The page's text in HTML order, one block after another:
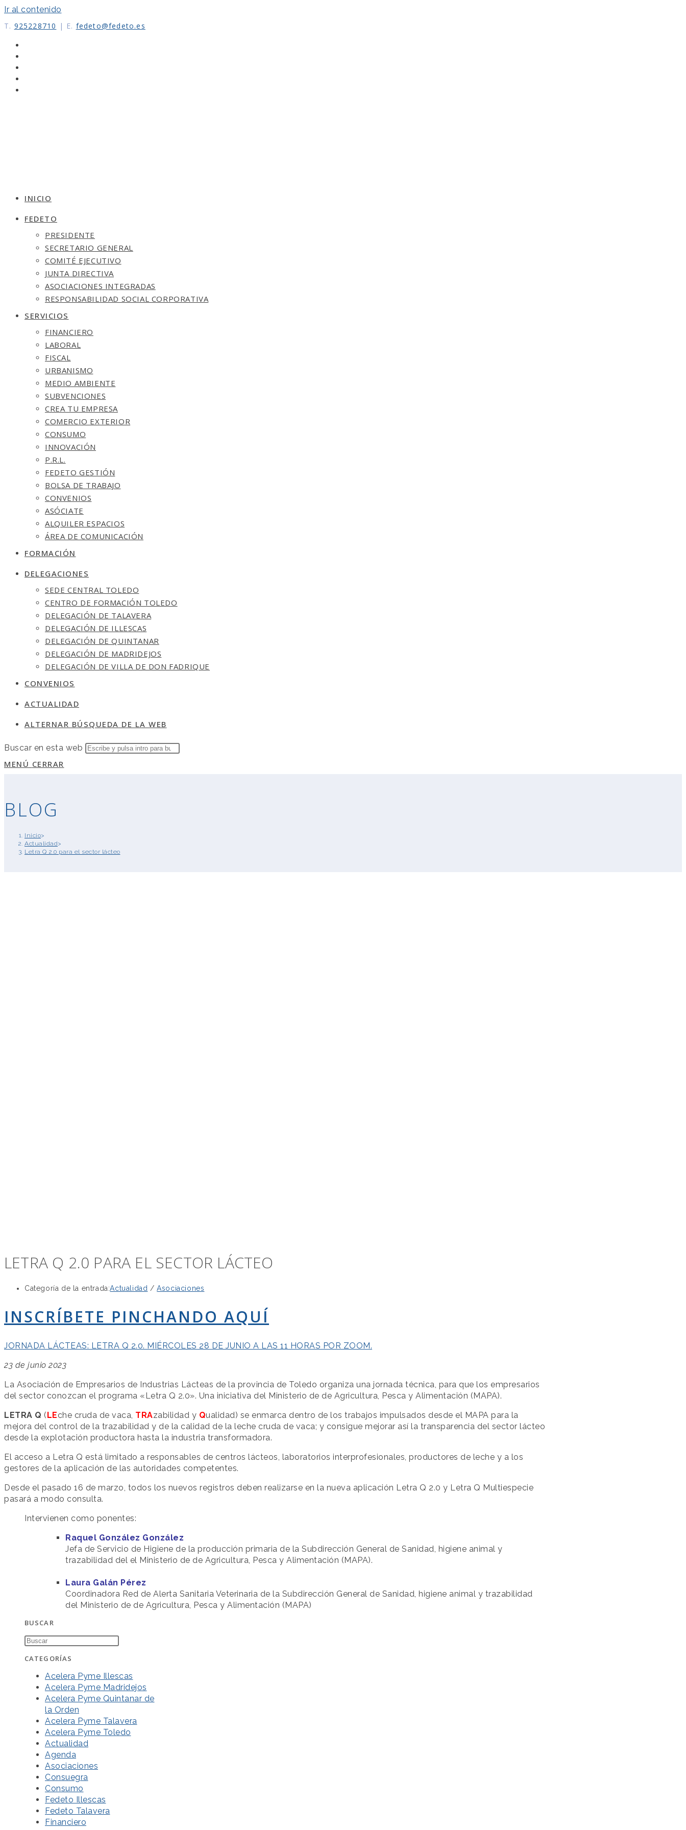
Ir al contenido
T. 925228710 | E. fedeto@fedeto.es
INICIO
FEDETO
PRESIDENTE
SECRETARIO GENERAL
COMITÉ EJECUTIVO
JUNTA DIRECTIVA
ASOCIACIONES INTEGRADAS
RESPONSABILIDAD SOCIAL CORPORATIVA
SERVICIOS
FINANCIERO
LABORAL
FISCAL
URBANISMO
MEDIO AMBIENTE
SUBVENCIONES
CREA TU EMPRESA
COMERCIO EXTERIOR
CONSUMO
INNOVACIÓN
P.R.L.
FEDETO GESTIÓN
BOLSA DE TRABAJO
CONVENIOS
ASÓCIATE
ALQUILER ESPACIOS
ÁREA DE COMUNICACIÓN
FORMACIÓN
DELEGACIONES
SEDE CENTRAL TOLEDO
CENTRO DE FORMACIÓN TOLEDO
DELEGACIÓN DE TALAVERA
DELEGACIÓN DE ILLESCAS
DELEGACIÓN DE QUINTANAR
DELEGACIÓN DE MADRIDEJOS
DELEGACIÓN DE VILLA DE DON FADRIQUE
CONVENIOS
ACTUALIDAD
ALTERNAR BÚSQUEDA DE LA WEB
Buscar en esta web
MENÚ CERRAR
BLOG
Inicio>
Actualidad>
Letra Q 2.0 para el sector lácteo
LETRA Q 2.0 PARA EL SECTOR LÁCTEO
Categoría de la entrada:Actualidad / Asociaciones
INSCRÍBETE PINCHANDO AQUÍ
JORNADA LÁCTEAS: LETRA Q 2.0. MIÉRCOLES 28 DE JUNIO A LAS 11 HORAS POR ZOOM.
23 de junio 2023
La Asociación de Empresarios de Industrias Lácteas de la provincia de Toledo organiza una jornada técnica, para que los empresarios
del sector conozcan el programa «Letra Q 2.0». Una iniciativa del Ministerio de de Agricultura, Pesca y Alimentación (MAPA).
LETRA Q (LEche cruda de vaca, TRAzabilidad y Qualidad) se enmarca dentro de los trabajos impulsados desde el MAPA para la
mejora del control de la trazabilidad y de la calidad de la leche cruda de vaca; y consigue mejorar así la transparencia del sector lácteo
desde la explotación productora hasta la industria transformadora.
El acceso a Letra Q está limitado a responsables de centros lácteos, laboratorios interprofesionales, productores de leche y a los
gestores de la aplicación de las autoridades competentes.
Desde el pasado 16 de marzo, todos los nuevos registros deben realizarse en la nueva aplicación Letra Q 2.0 y Letra Q Multiespecie
pasará a modo consulta.
Intervienen como ponentes:
Raquel González González
Jefa de Servicio de Higiene de la producción primaria de la Subdirección General de Sanidad, higiene animal y
trazabilidad del el Ministerio de de Agricultura, Pesca y Alimentación (MAPA).
Laura Galán Pérez
Coordinadora Red de Alerta Sanitaria Veterinaria de la Subdirección General de Sanidad, higiene animal y trazabilidad
del Ministerio de de Agricultura, Pesca y Alimentación (MAPA)
BUSCAR
CATEGORÍAS
Acelera Pyme Illescas
Acelera Pyme Madridejos
Acelera Pyme Quintanar de
la Orden
Acelera Pyme Talavera
Acelera Pyme Toledo
Actualidad
Agenda
Asociaciones
Consuegra
Consumo
Fedeto Illescas
Fedeto Talavera
Financiero